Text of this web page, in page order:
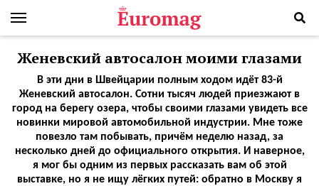
Женевский автосалон моими глазами
В эти дни в Швейцарии полным ходом идёт 83-й
Женевский автосалон. Сотни тысяч людей приезжают в
город на берегу озера, чтобы своими глазами увидеть все
новинки мировой автомобильной индустрии. Мне тоже
повезло там побывать, причём неделю назад, за
несколько дней до официального открытия. И наверное,
я мог бы одним из первых рассказать вам об этой
выставке, но я не ищу лёгких путей: обратно в Москву я